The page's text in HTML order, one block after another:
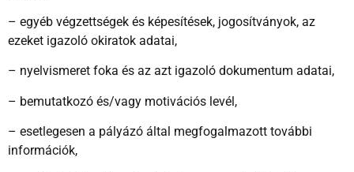
– egyéb végzettségek és képesítések, jogosítványok, az
ezeket igazoló okiratok adatai,
– nyelvismeret foka és az azt igazoló dokumentum adatai,
– bemutatkozó és/vagy motivációs levél,
– esetlegesen a pályázó által megfogalmazott további
információk,